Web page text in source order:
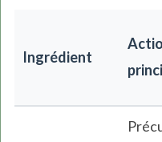
Ingrédient